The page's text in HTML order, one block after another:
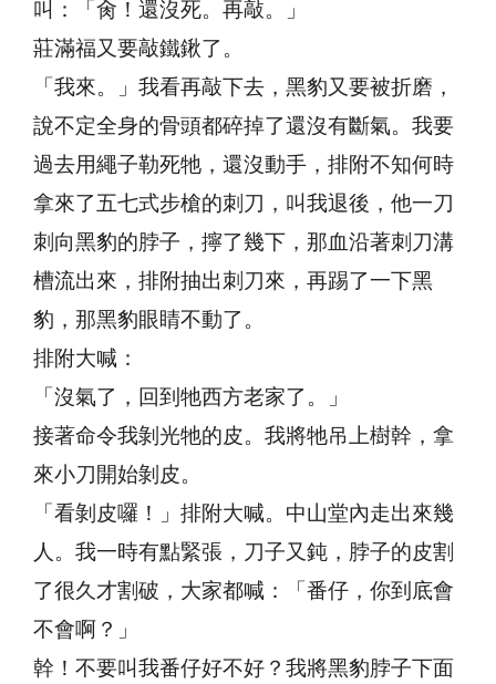
叫：「肏！還沒死。再敲。」
莊滿福又要敲鐵鍬了。
「我來。」我看再敲下去，黑豹又要被折磨，
說不定全身的骨頭都碎掉了還沒有斷氣。我要
過去用繩子勒死牠，還沒動手，排附不知何時
拿來了五七式步槍的刺刀，叫我退後，他一刀
刺向黑豹的脖子，擰了幾下，那血沿著刺刀溝
槽流出來，排附抽出刺刀來，再踢了一下黑
豹，那黑豹眼睛不動了。
排附大喊：
「沒氣了，回到牠西方老家了。」
接著命令我剝光牠的皮。我將牠吊上樹幹，拿
來小刀開始剝皮。
「看剝皮囉！」排附大喊。中山堂內走出來幾
人。我一時有點緊張，刀子又鈍，脖子的皮割
了很久才割破，大家都喊：「番仔，你到底會
不會啊？」
幹！不要叫我番仔好不好？我將黑豹脖子下面